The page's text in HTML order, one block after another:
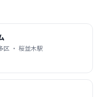
区 ・ 桜並木駅